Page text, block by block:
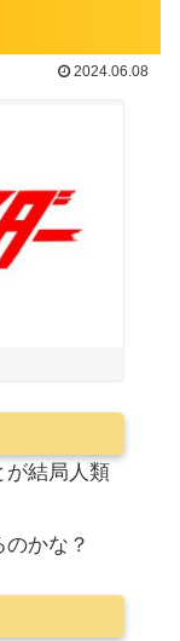
2024.06.08
が結局人類
かな？